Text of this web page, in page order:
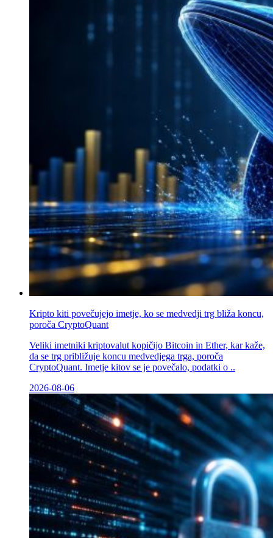
Kripto kiti povečujejo imetje, ko se medvedji trg bliža koncu,
poroča CryptoQuant
Veliki imetniki kriptovalut kopičijo Bitcoin in Ether, kar kaže,
da se trg približuje koncu medvedjega trga, poroča
CryptoQuant. Imetje kitov se je povečalo, podatki o ..
2026-08-06